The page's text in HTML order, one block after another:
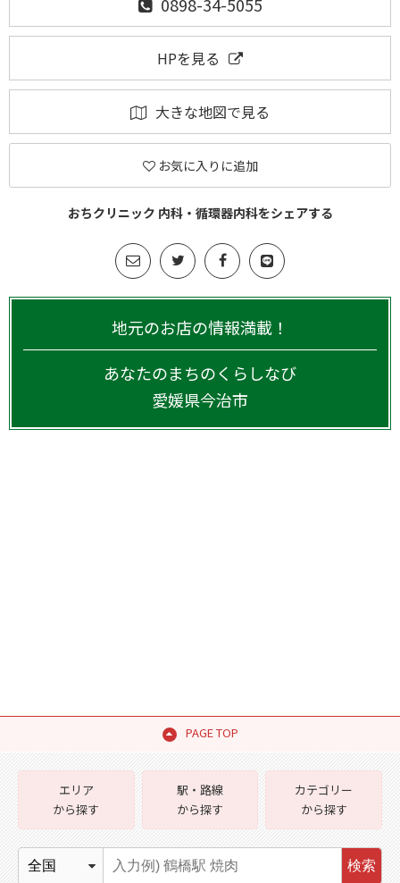
HPを見る
大きな地図で見る
お気に入りに追加
おちクリニック 内科・循環器内科をシェアする
地元のお店の情報満載！
あなたのまちのくらしなび
愛媛県今治市
PAGE TOP
エリア
から探す
駅・路線
から探す
カテゴリー
から探す
検索